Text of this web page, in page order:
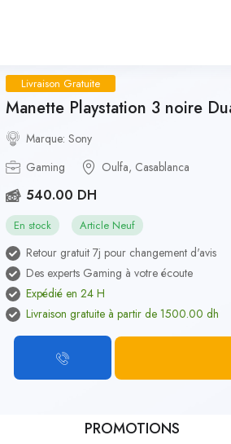
Livraison Gratuite
Manette Playstation 3 noire
Marque: Sony
Gaming
Oulfa, Casablanca
540.00 DH
En stock Article Neuf
Retour gratuit 7j pour changement d'avis
Des experts Gaming à votre écoute
Expédié en 24 H
Livraison gratuite à partir de 1500.00 dh
PROMOTIONS